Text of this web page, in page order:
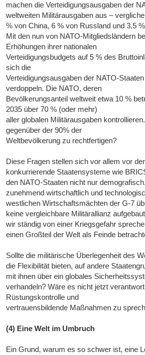
machen die Verteidigungsausgaben der
weltweiten Militärausgaben aus –
% von China, 6 % von Russland und 3,5
Mit den nun von NATO-Mitgliedsländern
Erhöhungen ihrer nationalen
Verteidigungsbudgets auf 5 % des
sich die
Verteidigungsausgaben der NATO-
verdoppeln. Die NATO, deren
Bevölkerungsanteil weltweit etwa 10 %
2035 über 70 % (oder mehr)
aller globalen Militärausgaben
gegenüber der 90% der
Weltbevölkerung zu rechtfertigen?
Diese Fragen stellen sich vor allem vor
konkurrierende Staatensysteme wie
den NATO-Staaten nicht nur
zunehmend wirtschaftlich und
westlichen Wirtschaftsmächten der G-7
keine vergleichbare Militärallianz
wir ständig von einer Kriegsgefahr
einen Großteil der Welt als Feinde
Sollte die militärische Überlegenheit des
die Flexibilität bieten, auf andere
mit ihnen über ein globales
verhandeln? Wäre es nicht jetzt
Rüstungskontrolle und
vertrauensbildende Maßnahmen zu
(4) Eine Welt im Umbruch
Ein Grund, warum es so schwer ist, eine